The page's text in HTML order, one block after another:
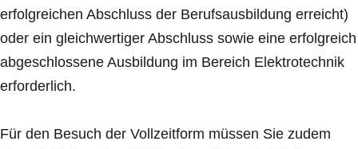
erfolgreichen Abschluss der Berufsausbildung erreicht)
oder ein gleichwertiger Abschluss sowie eine erfolgreich
abgeschlossene Ausbildung im Bereich Elektrotechnik
erforderlich.
Für den Besuch der Vollzeitform müssen Sie zudem